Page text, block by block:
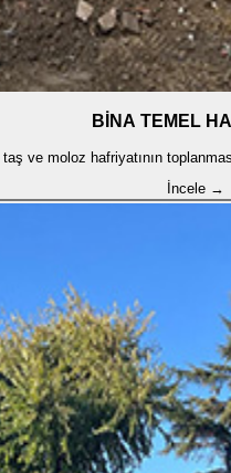
BİNA TEMEL
ve moloz hafriyatının
İncele →